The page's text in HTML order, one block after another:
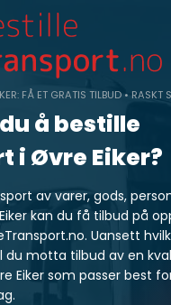
FÅ ET GRATIS TILBUD • RASKT
å bestille
i Øvre Eiker?
av varer, gods,
kan du få tilbud på
Uansett
du motta tilbud av en
Eiker som passer best